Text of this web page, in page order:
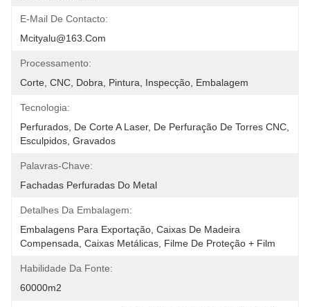
E-Mail De Contacto:
Mcityalu@163.com
Processamento:
Corte, CNC, Dobra, Pintura, Inspecção, Embalagem
Tecnologia:
Perfurados, De Corte A Laser, De Perfuração De Torres CNC,
Esculpidos, Gravados
Palavras-Chave:
Fachadas Perfuradas Do Metal
Detalhes Da Embalagem:
Embalagens Para Exportação, Caixas De Madeira
Compensada, Caixas Metálicas, Filme De Proteção + Film
Habilidade Da Fonte:
60000m2